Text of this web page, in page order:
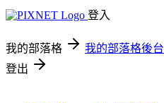
登入
我的部落格 我的部落格後台
登出